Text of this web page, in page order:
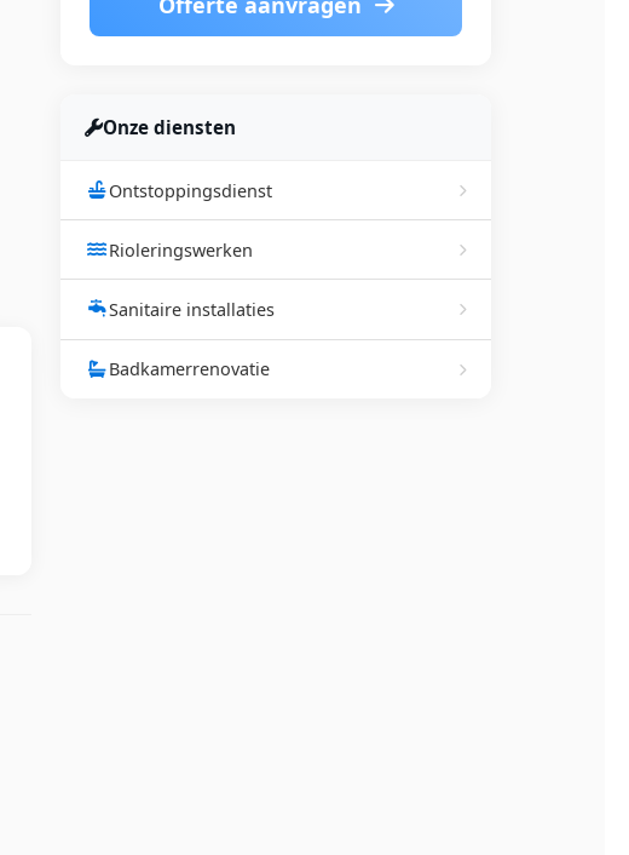
Onze diensten
Ontstoppingsdienst
Rioleringswerken
Sanitaire installaties
Badkamerrenovatie